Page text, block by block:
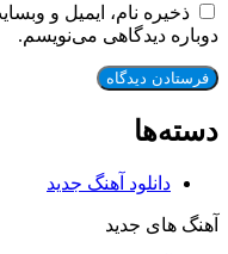
ذخیره نام، ایمیل و
دوباره دیدگاهی می‌نویسم.
دسته‌ها
دانلود آهنگ جدید
آهنگ های جدید